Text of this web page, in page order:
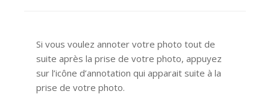
Si vous voulez annoter votre photo tout de
suite après la prise de votre photo, appuyez
sur l’icône d’annotation qui apparait suite à la
prise de votre photo.